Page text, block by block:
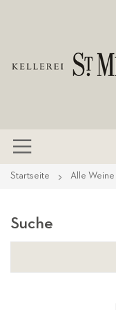
Zum
Startseite Alle Weine
Suche